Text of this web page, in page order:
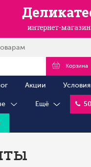
интернет-магазин
Корзина
Акции
Ещё